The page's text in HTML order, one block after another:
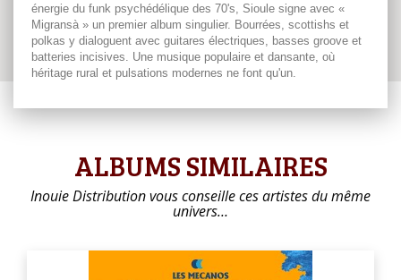
énergie du funk psychédélique des 70's, Sioule signe avec «
Migransà » un premier album singulier. Bourrées, scottishs et
polkas y dialoguent avec guitares électriques, basses groove et
batteries incisives. Une musique populaire et dansante, où
héritage rural et pulsations modernes ne font qu'un.
ALBUMS SIMILAIRES
Inouie Distribution vous conseille ces artistes du même
univers…